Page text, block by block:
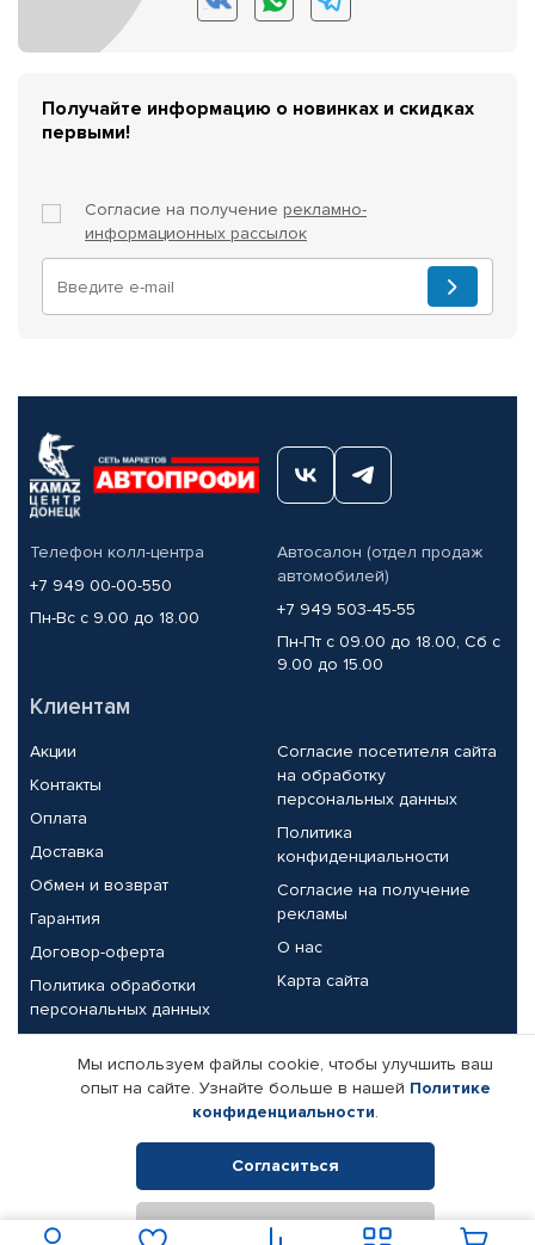
Получайте информацию о новинках и скидках
первыми!
Согласие на получение рекламно-
информационных рассылок
Телефон колл-центра
+7 949 00-00-550
Пн-Вс с 9.00 до 18.00
Автосалон (отдел продаж
автомобилей)
+7 949 503-45-55
Пн-Пт с 09.00 до 18.00, Сб с
9.00 до 15.00
Клиентам
Акции
Контакты
Оплата
Доставка
Обмен и возврат
Гарантия
Договор-оферта
Политика обработки
персональных данных
Согласие посетителя сайта
на обработку
персональных данных
Политика
конфиденциальности
Согласие на получение
рекламы
О нас
Карта сайта
Партнерам
Корпоративным клиентам
Поставщикам
Реквизиты компании
© КАМАЗ ЦЕНТР ДОНЕЦК, 2015-2026. Все права защищены.
Мы используем файлы cookie, чтобы улучшить ваш
опыт на сайте. Узнайте больше в нашей Политике
конфиденциальности.
Согласиться
Отклонить